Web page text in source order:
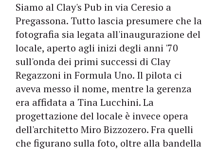
Siamo al Clay's Pub in via Ceresio a
Pregassona. Tutto lascia presumere che la
fotografia sia legata all'inaugurazione del
locale, aperto agli inizi degli anni '70
sull'onda dei primi successi di Clay
Regazzoni in Formula Uno. Il pilota ci
aveva messo il nome, mentre la gerenza
era affidata a Tina Lucchini. La
progettazione del locale è invece opera
dell'architetto Miro Bizzozero. Fra quelli
che figurano sulla foto, oltre alla bandella